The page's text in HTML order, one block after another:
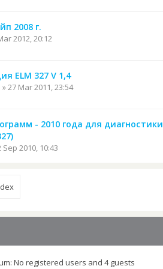
2008 г.
2012, 20:12
ELM 327 V 1,4
» 27 Mar 2011, 23:54
- 2010 года для диагностики
Sep 2010, 10:43
No registered users and 4 guests